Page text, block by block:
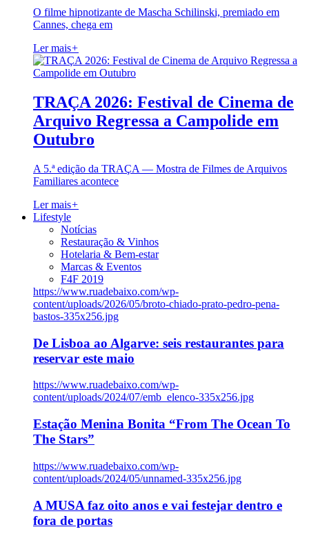
O filme hipnotizante de Mascha Schilinski, premiado em
Cannes, chega em
Ler mais+
TRAÇA 2026: Festival de Cinema de
Arquivo Regressa a Campolide em
Outubro
A 5.ª edição da TRAÇA — Mostra de Filmes de Arquivos
Familiares acontece
Ler mais+
Lifestyle
Notícias
Restauração & Vinhos
Hotelaria & Bem-estar
Marcas & Eventos
F4F 2019
https://www.ruadebaixo.com/wp-
content/uploads/2026/05/broto-chiado-prato-pedro-pena-
bastos-335x256.jpg
De Lisboa ao Algarve: seis restaurantes para
reservar este maio
https://www.ruadebaixo.com/wp-
content/uploads/2024/07/emb_elenco-335x256.jpg
Estação Menina Bonita “From The Ocean To
The Stars”
https://www.ruadebaixo.com/wp-
content/uploads/2024/05/unnamed-335x256.jpg
A MUSA faz oito anos e vai festejar dentro e
fora de portas